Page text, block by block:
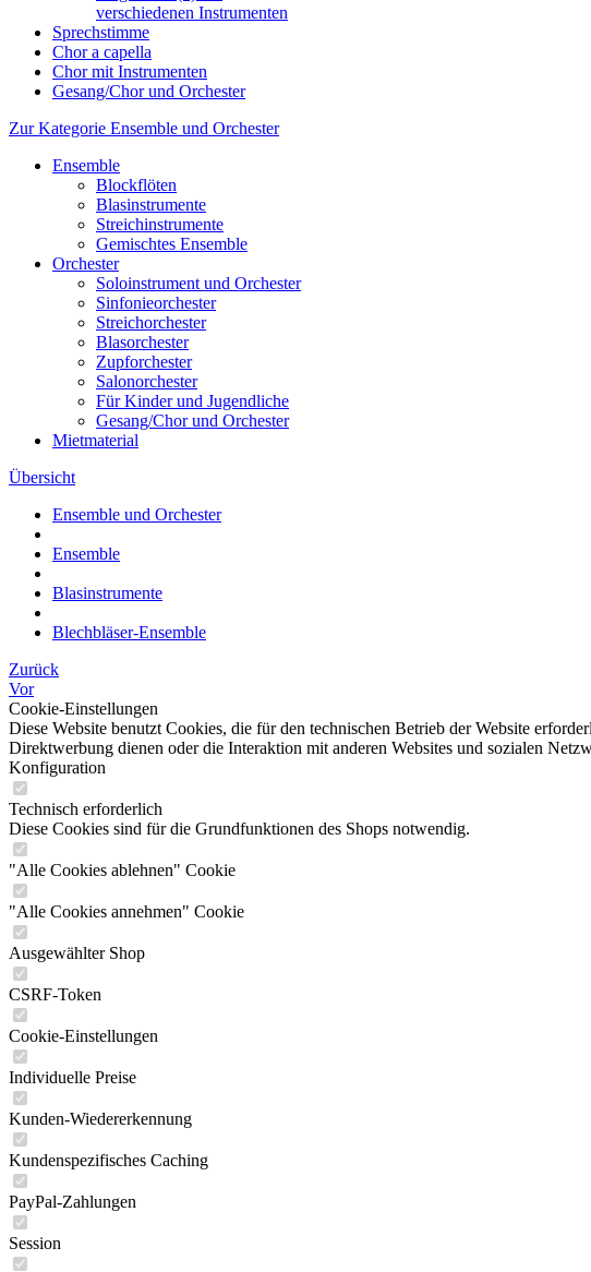
verschiedenen Instrumenten
Sprechstimme
Chor a capella
Chor mit Instrumenten
Gesang/Chor und Orchester
Zur Kategorie Ensemble und Orchester
Ensemble
Blockflöten
Blasinstrumente
Streichinstrumente
Gemischtes Ensemble
Orchester
Soloinstrument und Orchester
Sinfonieorchester
Streichorchester
Blasorchester
Zupforchester
Salonorchester
Für Kinder und Jugendliche
Gesang/Chor und Orchester
Mietmaterial
Übersicht
Ensemble und Orchester
Ensemble
Blasinstrumente
Blechbläser-Ensemble
Zurück
Vor
Cookie-Einstellungen
Diese Website benutzt Cookies, die für den technischen Betrieb der Website
Direktwerbung dienen oder die Interaktion mit anderen Websites und sozialen
Konfiguration
Technisch erforderlich
Diese Cookies sind für die Grundfunktionen des Shops notwendig.
"Alle Cookies ablehnen" Cookie
"Alle Cookies annehmen" Cookie
Ausgewählter Shop
CSRF-Token
Cookie-Einstellungen
Individuelle Preise
Kunden-Wiedererkennung
Kundenspezifisches Caching
PayPal-Zahlungen
Session